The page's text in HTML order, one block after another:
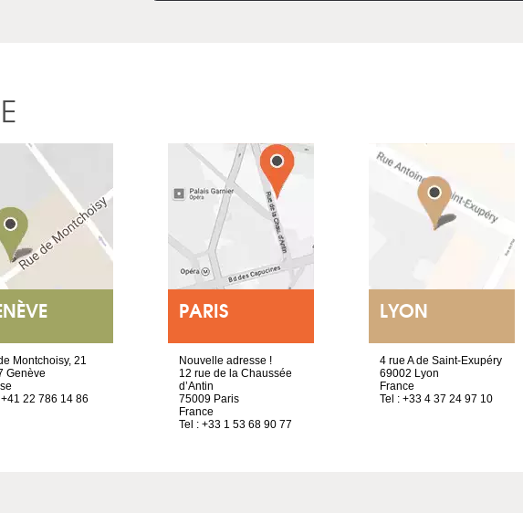
Montchoisy, 21
Genève
+41 22 786 14 86
PARIS
Nouvelle adresse !
12 rue de la Chaussée
d’Antin
75009 Paris
France
Tel : +33 1 53 68 90 77
LYON
4 rue A de Saint-Exupéry
69002 Lyon
France
Tel : +33 4 37 24 97 10